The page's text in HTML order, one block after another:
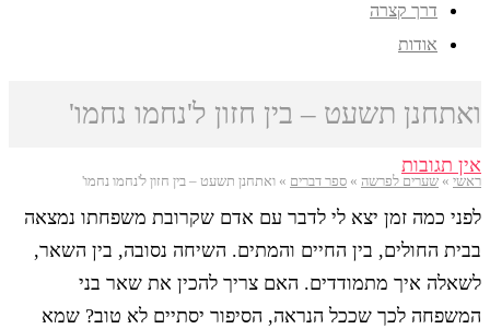
דרך קצרה
אודות
ואתחנן תשעט – בין חזון ל'נחמו נחמו'
ראשי » שערים לפרשה » ספר דברים » ואתחנן תשעט – בין חזון ל'נחמו נחמו'
אין תגובות
לפני כמה זמן יצא לי לדבר עם אדם שקרובת משפחתו נמצאה
בבית החולים, בין החיים והמתים. השיחה נסובה, בין השאר,
לשאלה איך מתמודדים. האם צריך להכין את שאר בני
המשפחה לכך שככל הנראה, הסיפור יסתיים לא טוב? שמא